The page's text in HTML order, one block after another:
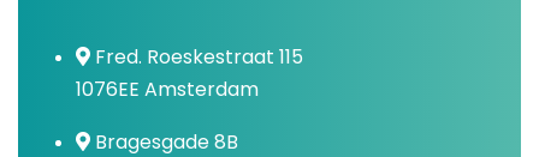
Fred. Roeskestraat 115
1076EE Amsterdam
Bragesgade 8B